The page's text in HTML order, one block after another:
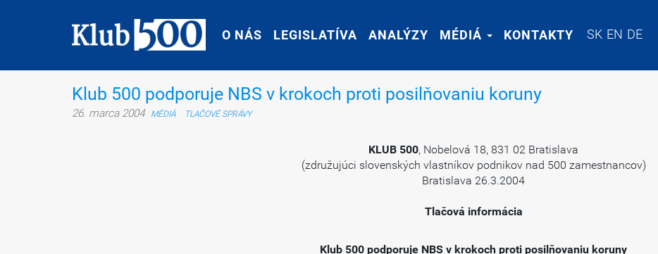
O NÁS LEGISLATÍVA ANALÝZY MÉDIÁ KONTAKTY SK EN DE
O NÁS LEGISLATÍVA ANALÝZY MÉDIÁ KONTAKTY SK EN DE
Klub 500 podporuje NBS v krokoch proti posilňovaniu koruny
26. marca 2004 MÉDIÁ TLAČOVÉ SPRÁVY
KLUB 500, Nobelová 18, 831 02 Bratislava
(združujúci slovenských vlastníkov podnikov nad 500 zamestnancov)
Bratislava 26.3.2004
Tlačová informácia
Klub 500 podporuje NBS v krokoch proti posilňovaniu koruny